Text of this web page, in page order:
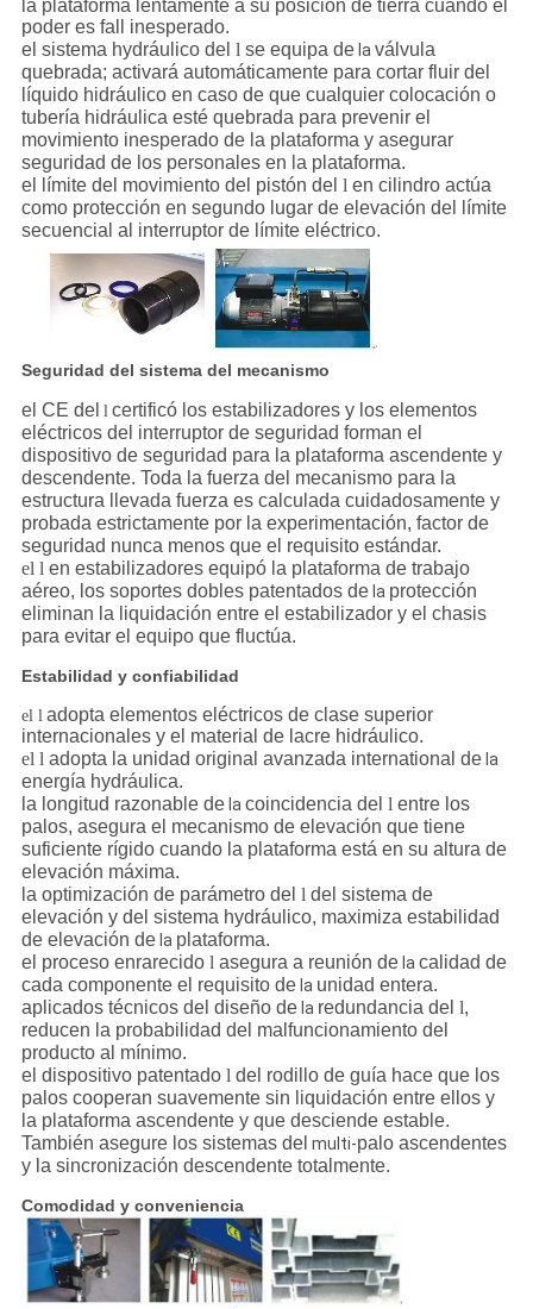
la plataforma lentamente a su posición de tierra cuando el
poder es fall inesperado.
el sistema hydráulico del l se equipa delaválvula
quebrada; activará automáticamente para cortar fluir del
líquido hidráulico en caso de que cualquier colocación o
tubería hidráulica esté quebrada para prevenir el
movimiento inesperado de la plataforma y asegurar
seguridad de los personales en la plataforma.
el límite del movimiento del pistón del l en cilindro actúa
como protección en segundo lugar de elevación del límite
secuencial al interruptor de límite eléctrico.
Seguridad del sistema del mecanismo
el CE del l certificó los estabilizadores y los elementos
eléctricos del interruptor de seguridad forman el
dispositivo de seguridad para la plataforma ascendente y
descendente. Toda la fuerza del mecanismo para la
estructura llevada fuerza es calculada cuidadosamente y
probada estrictamente por la experimentación, factor de
seguridad nunca menos que el requisito estándar.
el l en estabilizadores equipó la plataforma de trabajo
aéreo, los soportes dobles patentados dela protección
eliminan la liquidación entre el estabilizador y el chasis
para evitar el equipo que fluctúa.
Estabilidad y confiabilidad
el l adopta elementos eléctricos de clase superior
internacionales y el material de lacre hidráulico.
el l adopta la unidad original avanzada international dela
energía hydráulica.
la longitud razonable dela coincidencia del l entre los
palos, asegura el mecanismo de elevación que tiene
suficiente rígido cuando la plataforma está en su altura de
elevación máxima.
la optimización de parámetro del l del sistema de
elevación y del sistema hydráulico, maximiza estabilidad
de elevación dela plataforma.
el proceso enrarecido l asegura a reunión dela calidad de
cada componente el requisito dela unidad entera.
aplicados técnicos del diseño dela redundancia del l,
reducen la probabilidad del malfuncionamiento del
producto al mínimo.
el dispositivo patentado l del rodillo de guía hace que los
palos cooperan suavemente sin liquidación entre ellos y
la plataforma ascendente y que desciende estable.
También asegure los sistemas del multi-palo ascendentes
y la sincronización descendente totalmente.
Comodidad y conveniencia